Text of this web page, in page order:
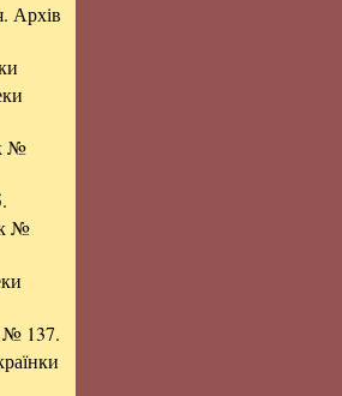
Архів
№
№
№ 137.